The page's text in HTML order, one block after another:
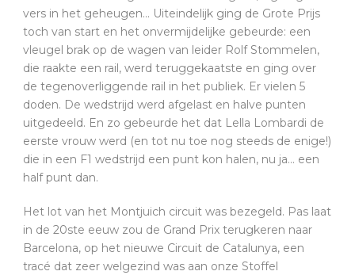
vers in het geheugen… Uiteindelijk ging de Grote Prijs
toch van start en het onvermijdelijke gebeurde: een
vleugel brak op de wagen van leider Rolf Stommelen,
die raakte een rail, werd teruggekaatste en ging over
de tegenoverliggende rail in het publiek. Er vielen 5
doden. De wedstrijd werd afgelast en halve punten
uitgedeeld. En zo gebeurde het dat Lella Lombardi de
eerste vrouw werd (en tot nu toe nog steeds de enige!)
die in een F1 wedstrijd een punt kon halen, nu ja… een
half punt dan.
Het lot van het Montjuich circuit was bezegeld. Pas laat
in de 20ste eeuw zou de Grand Prix terugkeren naar
Barcelona, op het nieuwe Circuit de Catalunya, een
tracé dat zeer welgezind was aan onze Stoffel